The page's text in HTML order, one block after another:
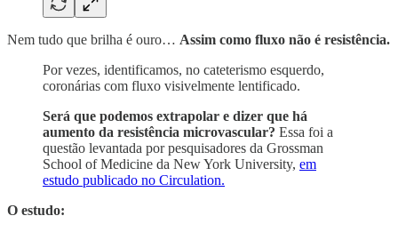
Nem tudo que brilha é ouro… Assim como fluxo não é resistência.
Por vezes, identificamos, no cateterismo esquerdo,
coronárias com fluxo visivelmente lentificado.
Será que podemos extrapolar e dizer que há
aumento da resistência microvascular? Essa foi a
questão levantada por pesquisadores da Grossman
School of Medicine da New York University, em
estudo publicado no Circulation.
O estudo: